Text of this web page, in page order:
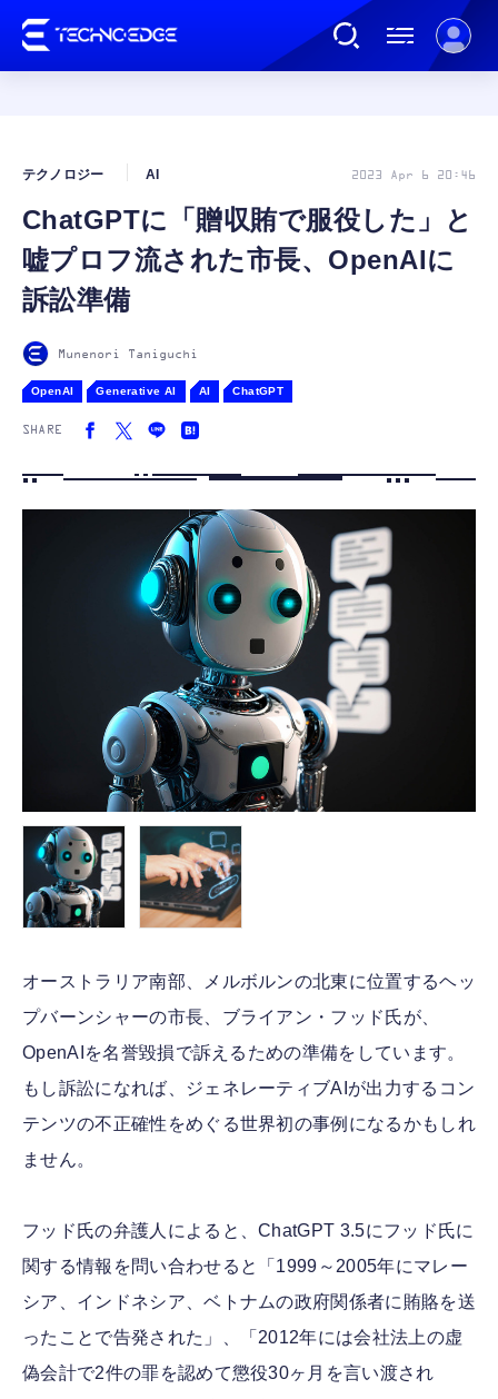
AI
カルチャー
FOLLOW US
ChatGPTに「贈収賄で服役した」と
嘘プロフ流された市長、OpenAIに
訴訟準備
テクノロジー AI 2023 Apr 6 20:46
Munenori Taniguchi
OpenAI Generative AI AI ChatGPT
SHARE
オーストラリア南部、メルボルンの北東に位置するヘッ
プバーンシャーの市長、ブライアン・フッド氏が、
OpenAIを名誉毀損で訴えるための準備をしています。
もし訴訟になれば、ジェネレーティブAIが出力するコン
テンツの不正確性をめぐる世界初の事例になるかもしれ
ません。
フッド氏の弁護人によると、ChatGPT 3.5にフッド氏に
関する情報を問い合わせると「1999～2005年にマレー
シア、インドネシア、ベトナムの政府関係者に賄賂を送
ったことで告発された」、「2012年には会社法上の虚
偽会計で2件の罪を認めて懲役30ヶ月を言い渡され